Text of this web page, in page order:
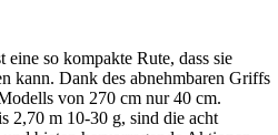
so kompakte Rute, dass sie
kann. Dank des abnehmbaren Griffs
von 270 cm nur 40 cm.
2,70 m 10-30 g, sind die acht